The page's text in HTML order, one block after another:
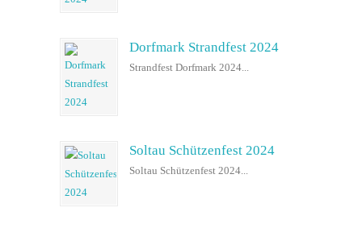
Dorfmark Strandfest 2024
Strandfest Dorfmark 2024...
Soltau Schützenfest 2024
Soltau Schützenfest 2024...